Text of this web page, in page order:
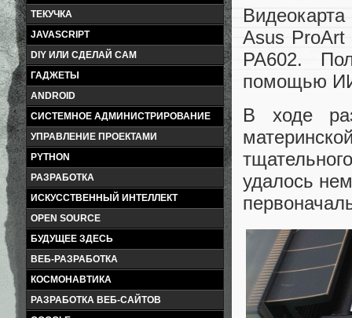
ТЕКУЧКА
JAVASCRIPT
DIY ИЛИ СДЕЛАЙ САМ
ГАДЖЕТЫ
ANDROID
СИСТЕМНОЕ АДМИНИСТРИРОВАНИЕ
УПРАВЛЕНИЕ ПРОЕКТАМИ
PYTHON
РАЗРАБОТКА
ИСКУССТВЕННЫЙ ИНТЕЛЛЕКТ
OPEN SOURCE
БУДУЩЕЕ ЗДЕСЬ
ВЕБ-РАЗРАБОТКА
КОСМОНАВТИКА
РАЗРАБОТКА ВЕБ-САЙТОВ
Asus ProArt
PA602.
помощью ИИ
В ходе
удалось